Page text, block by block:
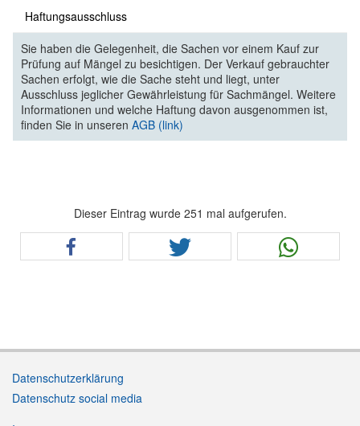
Haftungsausschluss
Sie haben die Gelegenheit, die Sachen vor einem Kauf zur
Prüfung auf Mängel zu besichtigen. Der Verkauf gebrauchter
Sachen erfolgt, wie die Sache steht und liegt, unter
Ausschluss jeglicher Gewährleistung für Sachmängel. Weitere
Informationen und welche Haftung davon ausgenommen ist,
finden Sie in unseren AGB (link)
Dieser Eintrag wurde 251 mal aufgerufen.
Datenschutzerklärung
Datenschutz social media